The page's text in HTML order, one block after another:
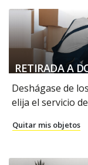
RETIRADA A
Deshágase de
elija el servicio
Quitar mis objetos